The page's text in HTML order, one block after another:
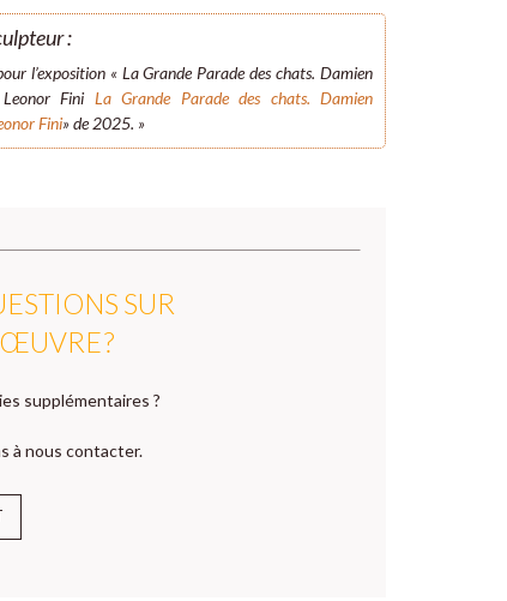
:
l’exposition « La Grande Parade des chats. Damien
Fini La Grande Parade des chats. Damien
Fini» de 2025. »
SUR
?
supplémentaires ?
à nous contacter.